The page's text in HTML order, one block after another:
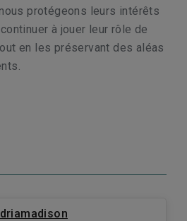
protégeons leurs intérêts
à jouer leur rôle de
en les préservant des aléas